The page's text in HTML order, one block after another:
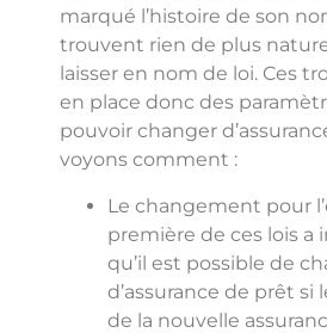
marqué l’histoire de son
trouvent rien de plus
laisser en nom de loi. Ces
en place donc des
pouvoir changer
voyons comment :
Le changement pour
première de ces lois a
qu’il est possible de
d’assurance de prêt si
de la nouvelle